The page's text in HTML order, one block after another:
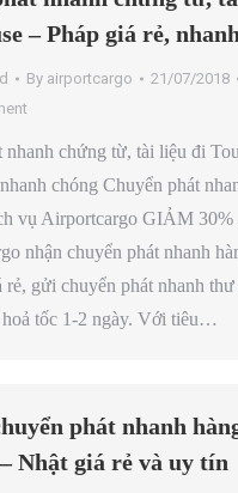
– Pháp giá rẻ,
By airportcargo
21/07/2018
nhanh chứng từ, tài liệu đi
chóng Chuyển phát
vụ Airportcargo GIẢM 30%
nhận chuyển phát nhanh
rẻ, gửi chuyển phát nhanh
tốc 1-2 ngày. Với tiêu…
phát nhanh
Nhật giá rẻ và uy tín